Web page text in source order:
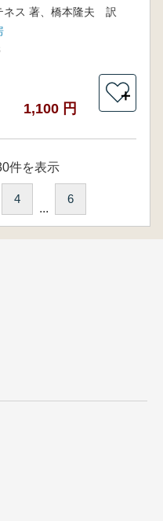
ネス 著、橋本隆夫 訳
1,100 円
＋
件を表示
4
...
6